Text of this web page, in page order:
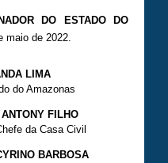
DO ESTADO DO
maio de 2022.
LIMA
do Amazonas
FILHO
da Casa Civil
BARBOSA